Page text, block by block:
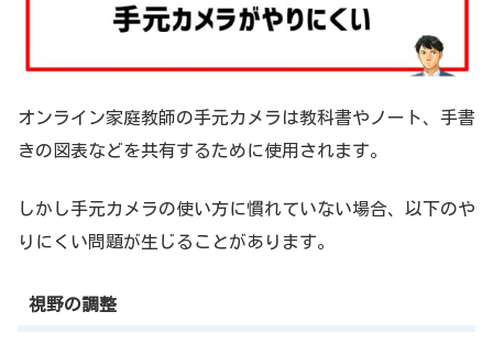
オンライン家庭教師の手元カメラは教科書やノート、手書
きの図表などを共有するために使用されます。
しかし手元カメラの使い方に慣れていない場合、以下のや
りにくい問題が生じることがあります。
視野の調整